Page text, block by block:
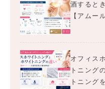
酒すると
【アムー
オフィス
トニング
トニング